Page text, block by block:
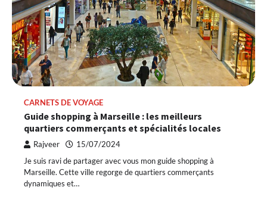
CARNETS DE VOYAGE
Guide shopping à Marseille : les meilleurs
quartiers commerçants et spécialités locales
Rajveer 15/07/2024
Je suis ravi de partager avec vous mon guide shopping à
Marseille. Cette ville regorge de quartiers commerçants
dynamiques et…